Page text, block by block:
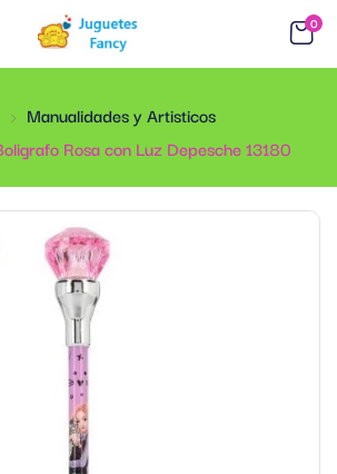
0
Manualidades y Artisticos
Rosa con Luz Depesche 13180